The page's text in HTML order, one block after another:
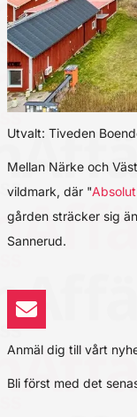
Utvalt: Tiveden
Mellan Närke och
vildmark, där "
gården sträcker sig
Sannerud.
Anmäl dig till vårt
Bli först med det